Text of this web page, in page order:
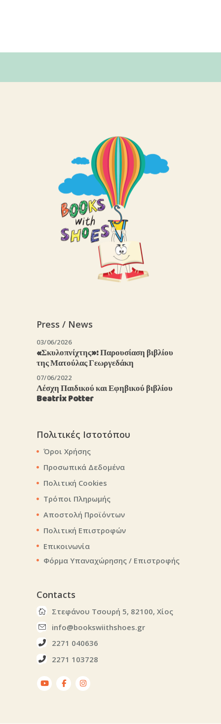
Press / News
03/06/2026
«Σκυλοπνίχτης»: Παρουσίαση βιβλίου
της Ματούλας Γεωργεδάκη
07/06/2022
Λέσχη Παιδικού και Εφηβικού βιβλίου
Beatrix Potter
Πολιτικές Ιστοτόπου
Όροι Χρήσης
Προσωπικά Δεδομένα
Πολιτική Cookies
Τρόποι Πληρωμής
Αποστολή Προϊόντων
Πολιτική Επιστροφών
Επικοινωνία
Φόρμα Υπαναχώρησης / Επιστροφής
Contacts
Στεφάνου Τσουρή 5, 82100, Χίος
info@bookswiithshoes.gr
2271 040636
2271 103728